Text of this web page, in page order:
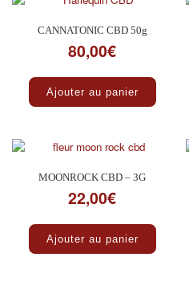
CANNATONIC CBD 50g
80,00€
Ajouter au panier
MOONROCK CBD – 3G
22,00€
Ajouter au panier